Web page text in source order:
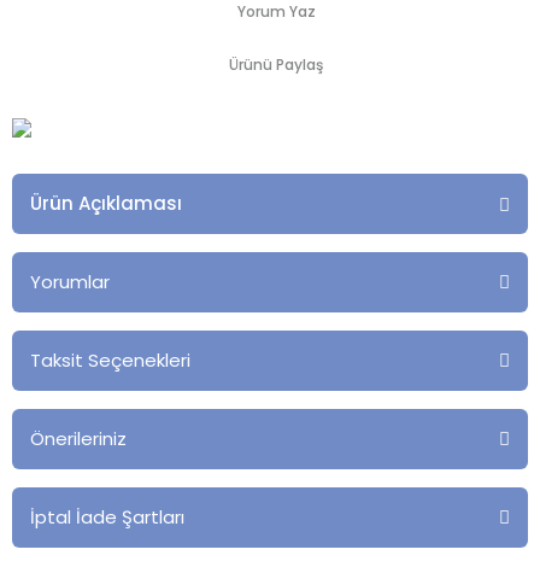
Yorum Yaz
Ürünü Paylaş
Ürün Açıklaması
Yorumlar
Taksit Seçenekleri
Önerileriniz
İptal İade Şartları